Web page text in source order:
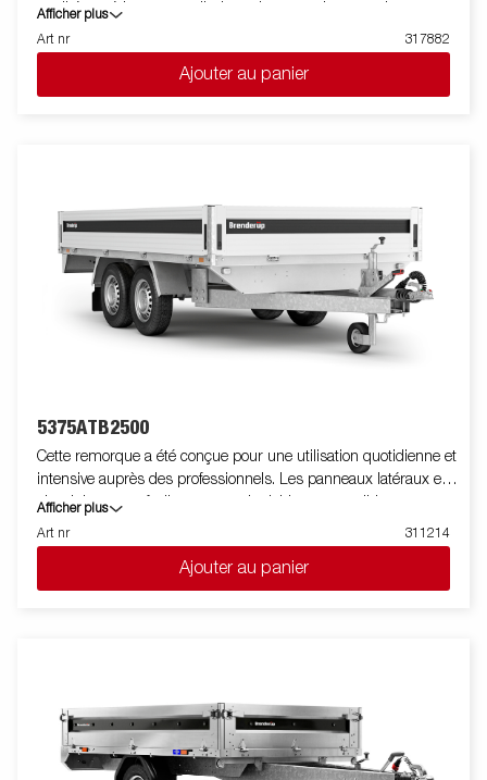
qualité supérieure pour diminuer les contraintes sur la coque
du bateau. Berceau arrière inclinable et doubles rouleaux
latéraux réglables pour s'adapter facilement à votre bateau.
Chassis galvanisé à chaud pour une meilleure protection et
durée de vie de votre remorque. Les faisceaux électriques sont
également équipée d'une chaine de sécurité supplémentaire
pour sécuriser le bateau sur votre remorque lors du transport.
Les feux télescopiques réglables facilitent l'utilisation de la
remorque pour bateau, offrant une plus grande flexibilité,
commodité et sécurité sur la route. L'ensemble de feu est
entièrement étanche, y compris le connecteur et le faiceau.
Afficher plus
Art nr
317882
Ajouter au panier
5375ATB2500
Cette remorque a été conçue pour une utilisation quotidienne et
intensive auprès des professionnels. Les panneaux latéraux en
aluminium sont facilement manipulables et amovibles pour
obtenir un plateau nu et une parfaite plateforme de chargement.
Les anneaux d'arrimages (force maximale de 400 kg par
attache) permettent d'arrimer et de sécuriser le chargement.
Une large gamme d'accessoires est également disponible. Les
Afficher plus
Art nr
311214
Ajouter au panier